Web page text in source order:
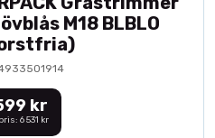
M18 BLBLO
kr
6 531 kr